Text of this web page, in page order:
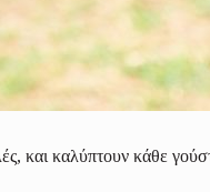
και καλύπτουν κάθε